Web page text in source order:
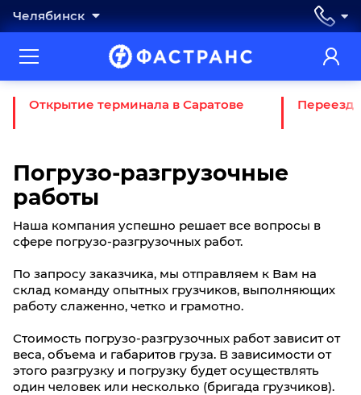
Челябинск
Открытие терминала в Саратове Переезд
Погрузо-разгрузочные
работы
Наша компания успешно решает все вопросы в
сфере погрузо-разгрузочных работ.
По запросу заказчика, мы отправляем к Вам на
склад команду опытных грузчиков, выполняющих
работу слаженно, четко и грамотно.
Стоимость погрузо-разгрузочных работ зависит от
веса, объема и габаритов груза. В зависимости от
этого разгрузку и погрузку будет осуществлять
один человек или несколько (бригада грузчиков).